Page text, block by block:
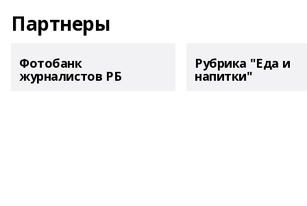
Партнеры
Фотобанк
журналистов РБ
Рубрика "Еда и
напитки"